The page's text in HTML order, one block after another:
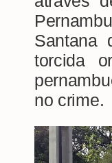
Santana
torcida
no crime.